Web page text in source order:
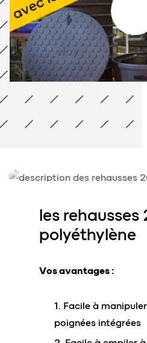
les rehausses
polyéthylène
Vos avantages :
Facile à
poignées intégrées